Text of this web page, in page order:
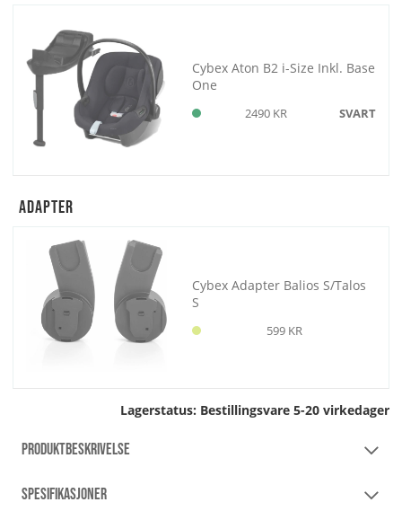
Cybex Aton B2 i-Size Inkl. Base
One
2490 KR SVART
Adapter
Cybex Adapter Balios S/Talos
S
599 KR
Lagerstatus: Bestillingsvare 5-20 virkedager
PRODUKTBESKRIVELSE
SPESIFIKASJONER